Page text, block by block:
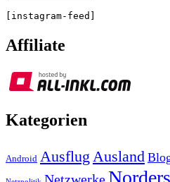
[instagram-feed]
Affiliate
Kategorien
Android Ausflug Ausland